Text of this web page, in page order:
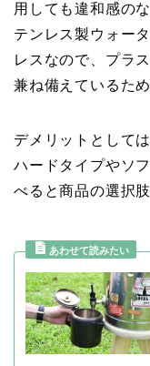
用しても違和感の
テンレス製ウォー
レスなので、プラ
兼ね備えているた
デメリットとして
ハードタイプやソ
べると商品の選択